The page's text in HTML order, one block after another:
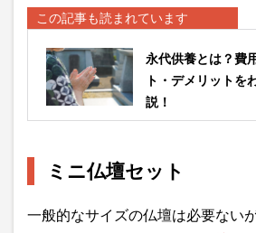
この記事も読まれています
永代供養とは？費
ト・デメリットを
説！
ミニ仏壇セット
一般的なサイズの仏壇は必要ない